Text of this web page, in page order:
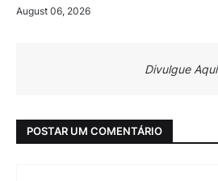
August 06, 2026
Divulgue Aqui
POSTAR UM COMENTÁRIO